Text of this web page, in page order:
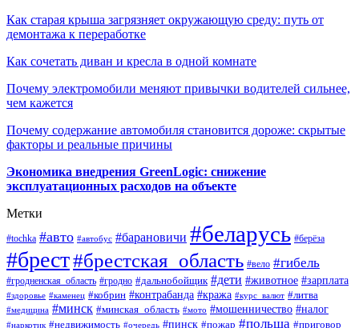
Как старая крыша загрязняет окружающую среду: путь от
демонтажа к переработке
Как сочетать диван и кресла в одной комнате
Почему электромобили меняют привычки водителей сильнее,
чем кажется
Почему содержание автомобиля становится дороже: скрытые
факторы и реальные причины
Экономика внедрения GreenLogic: снижение
эксплуатационных расходов на объекте
Метки
#tochka #авто #автобус #барановичи #беларусь #берёза
#брест#брестская_область #вело #гибель
#гродненская_область #гродно #дальнобойщик #дети #животное #зарплата
#здоровье #каменец #кобрин #контрабанда #кража #курс_валют #литва
#медицина #минск #минская_область #мото #мошенничество #налог
#наркотик #недвижимость #очередь #пинск #пожар #польша #приговор